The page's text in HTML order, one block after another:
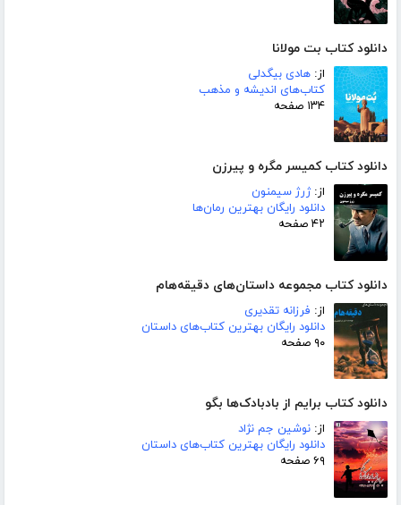
دانلود کتاب بت مولانا
از: هادی بیگدلی
کتاب‌های اندیشه و مذهب
۱۳۴ صفحه
دانلود کتاب کمیسر مگره و پیرزن
از:ژرژ سیمنون
دانلود رایگان بهترین رمان‌ها
۴۲ صفحه
دانلود کتاب مجموعه داستان‌های دقیقه‌هام
از: فرزانه تقدیری
دانلود رایگان بهترین کتاب‌های داستان
۹۰ صفحه
دانلود کتاب برایم از بادبادک‌ها بگو
از: نوشین جم نژاد
دانلود رایگان بهترین کتاب‌های داستان
۶۹ صفحه